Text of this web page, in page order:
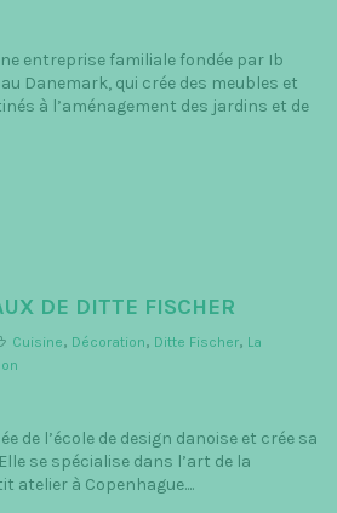
entreprise familiale fondée par Ib
Danemark, qui crée des meubles et
à l’aménagement des jardins et de
DE DITTE FISCHER
Cuisine, Décoration, Ditte Fischer, La
de l’école de design danoise et crée sa
se spécialise dans l’art de la
atelier à Copenhague....